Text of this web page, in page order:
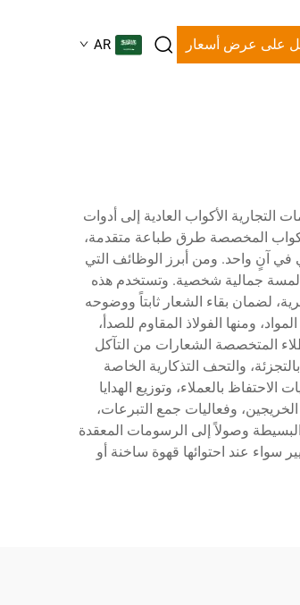
على عرض أسعار AR
الأكواب العادية إلى أدوات
المخصصة طرق طباعة متقدمة،
في آنٍ واحد. ومن أبرز الوظائف التي
لمسة جمالية شخصية. وتستخدم هذه
لضمان بقاء الشعار ثابتاً ووضوحه
ومنها الفولاذ المقاوم للصدأ،
المتخصصة الشعارات من التآكل
والتحف التذكارية الخاصة
بالعملاء، وتوزيع الهدايا
وفعاليات جمع التبرعات،
وصولاً إلى الرسومات المعقدة
سواء عند احتوائها قهوة ساخنة أو